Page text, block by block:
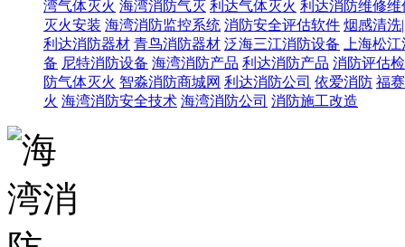
湾气体灭火 海湾消防气灭 利达气体灭火 利达消防维修维
灭火安装 海湾消防监控系统 消防安全评估软件 烟感清洗
利达消防器材 青鸟消防器材 泛海三江消防设备
上海松
备 尼特消防设备 海湾消防产品 利达消防产品 消防评估
防气体灭火 智淼消防商城网 利达消防公司 依爱消防 福
火 海湾消防安全技术 海湾消防公司 消防施工改造